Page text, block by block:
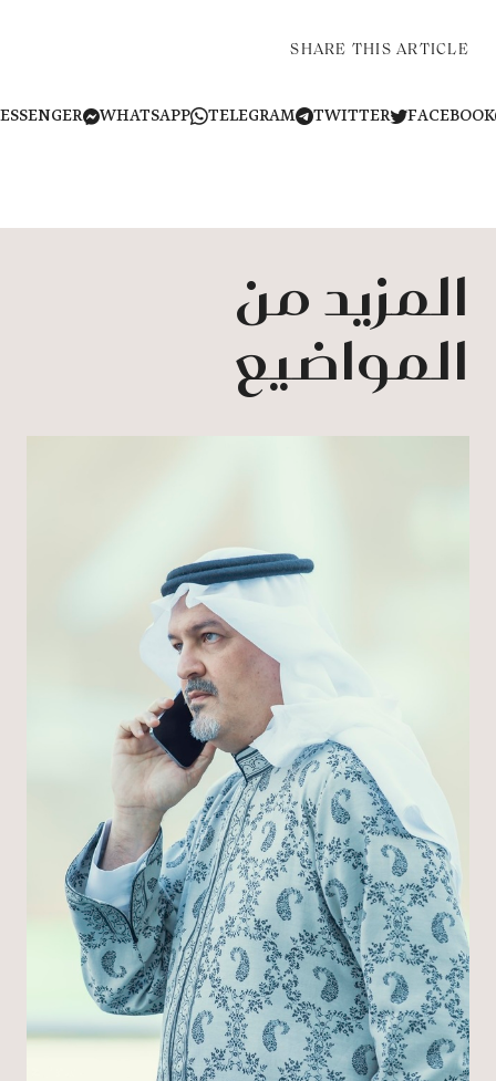
SHARE THIS ARTICLE
TWITTER
TELEGRAM
WHATSAPP
MESSENGER
المزيد من
المواضيع